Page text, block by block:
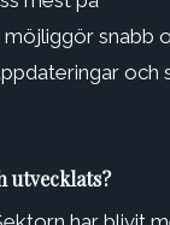
snabb
och
utvecklats?